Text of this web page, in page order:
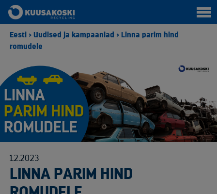
Eesti > Uudised ja kampaaniad > Linna parim hind
romudele
1.2.2023
LINNA PARIM HIND